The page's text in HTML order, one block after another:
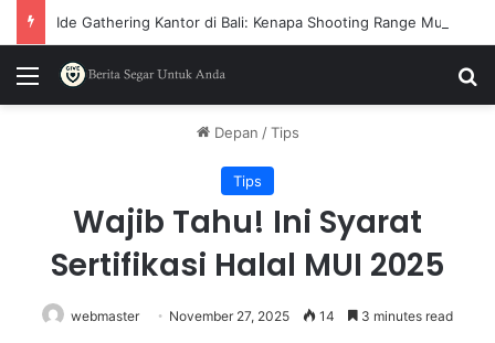
Menu
Depan / Tips
Tips
Wajib Tahu! Ini Syarat
Sertifikasi Halal MUI 2025
webmaster November 27, 2025 14 3 minutes read